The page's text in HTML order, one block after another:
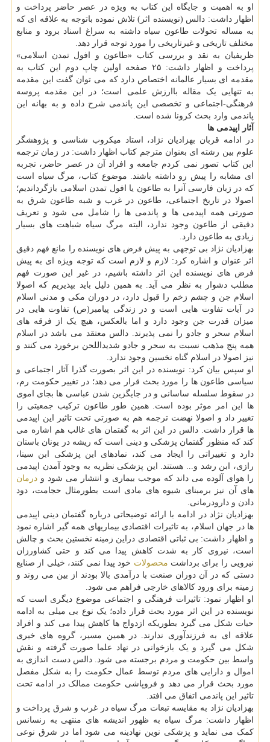
او به اهمیت و جایگاه این کتاب به ویژه در عصر حاضر پرداخت و
اظهار داشت: دالس (نویسنده اثر) تلاش نموده باتوجه به علاقه ای که
به مساله تحولات طاعون سیاه داشته به سراغ اسناد برود و منابع
مختلف تاریخی و غیرتاریخی را مورد توجه قرار دهد.
ظریفیان به نقد و بررسی کتاب «طاعون و افول تمدن اسلامی»
پرداخت و اظهار داشت: ۲۵ صفحه اولین چاپ دوم این کتاب به
مقدمه ای بسیار عالمانه اختصاص دارد که می توان گفت این مقدمه
به تنهایی یک مقاله باارزش علمی است؛ در این مقدمه پروسه
فرهنگی-اجتماعی و تخصصی این پاندمی شرح داده و به بهانه این
پاندمی وارد بحث کرونا شده است.
آثار اپیدمی ها
در ادامه قربان بهزادیان نژاد، استاد میکروب شناسی و پژوهشگر
علوم بین رشته ای بعنوان مترجم کتاب اظهار داشت: در زمان ترجمه
این کتاب تصور نمی کردم جامعه و افراد آن در عصر حاضر، تجربه
ای مشابه را پیش رو داشته باشند. موضوع کتاب، مرگ سیاه است
که در زبان فارسی آنرا به طاعون یا افول تمدن اسلامی بازگرداندیم؛
اصولا در تاریخ اجتماعی، طاعون در غرب و شبه طاعون شرق به
صورتی همه اپیدمی ها و پاندمی ها را شامل می شود و تعریف
دقیقی از طاعون وجود ندارد، البته مرگ سیاه شباهت های بسیار
زیادی به طاعون دارد.
بهزادیان نژاد بی توجهی به پیش فرض های نویسنده را مانع فهم دقیق
اثر عنوان و اشاره کرد: لازم و لازم است که توجه ویژه ای به پیش
فرض های نویسنده این اثر داشته باشیم، در غیر این صورت فهم
مطلب دشوار به نظر می آید. به همین دلیل باید بپذیریم که اصولا
اسلام جن و چشم زخم را قبول دارد، در دوران مکی و مدنی اسلام
در آیات تفاوت هایی است و در زندگی پیامبر(ص) تفاوت هایی در
میزان قدرت جن وجود دارد و اما بالعکس، هیچ یک از فرقه های
اسلام سحر و جادو را نمی پذیرند. دالس معتقد می باشد در اسلام
همه پنج مذهب نسبت به سحر و جادو شدیداللحن برخورد می کنند و
نیز اصولا در اسلام گناه نخسین وجود ندارد.
او سپس بیان کرد: نویسنده در این اثر بصورت گذرا آثار اجتماعی و
سیاسی طاعون ها را مورد بحث قرار می دهد؛ در تغییر حکومت رم،
در سقوط سلسله ساسانی و در جایگزین شدن عباسی ها بجای اموی
ها این امر موثر بوده است. همین طور طاعون ترکیب جمعیتی را
تغییر داد و اصولا نهضت ترجمه هم به صورتی تحت تاثیر این اپیدمی
ها قرار داشت. دالس در این اثر به گفتمان های غالب هم اشاره می
کند که منظور گفتمان پزشکی و دینی است که ریشه در یونان باستان
دارد و تغییراتی را ایجاد می کند، نمادهای این پزشکی ابن سینا،
رازی، ابن رشد و... هستند. این پزشکی نظریه به وجود آمدن اپیدمی
را هوای آلوده می داند که موجب بیماری و انتشار می شود و درمان
های آن نیز برمبنای شیوه های مادی است بطورمثال حجامت، دود
دادن و دارودرمانی.
بهزادیان نژاد در ادامه با ارائه توضیحاتی درباره گفتمان دینی اپیدمی
ها در جهان اسلام، به تاثیرات اقتصادی بیماریهای همه گیر اشاره نمود
و اظهار داشت: بی ثباتی اقتصادی دراین زمینه نخستین بحث و چالش
است، نیروی کار به شدت کاهش پیدا می کند و حتی کشاورزان
نیرویی را برای برداشت محصولات خود پیدا نمی کنند، خیلی از صنایع
دستی که در آن دوران صنعت با درآمدی بالا بودند از بین می روند و
زمینه برای ورود کالاهای خارجی فراهم می شود.
او اظهار نمود: تاثیرات فرهنگی و اجتماعی موضوع دیگری است که
نویسنده در این اثر مورد بحث قرار داده؛ یک نوع بی میلی به ادامه
حیات شکل می گیرد بطوریکه ازدواج ها کاهش پیدا می کند و افراد
علاقه ای به فرزندآوری ندارند. در همین مسیر، گروه های خیری
شکل می گیرد و یک بازخوانی در نهاد علما صورت گرفته و نقش
واسط بین حکومت و مردم برجسته می شود. دالس دست اندازی به
اموال و دارایی های مردم توسط عمال حکومت را به شکل مفصل
مورد بحث قرار می دهد و فروپاشی حکومت ممالک در ادامه تحت
تاثیر این پاندمی اتفاق می افتد.
بهزادیان نژاد به مقایسه تبعات مرگ سیاه در غرب و شرق پرداخت و
اظهار داشت: مرگ سیاه به ظهور اندیشه های منتهی به رنسانس
کمک می نماید و پزشکی نوین نهادینه می شود اما در شرق نوعی